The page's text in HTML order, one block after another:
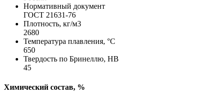
Нормативный документ
ГОСТ 21631-76
Плотность, кг/м3
2680
Температура плавления, °C
650
Твердость по Бринеллю, HB
45
Химический состав, %